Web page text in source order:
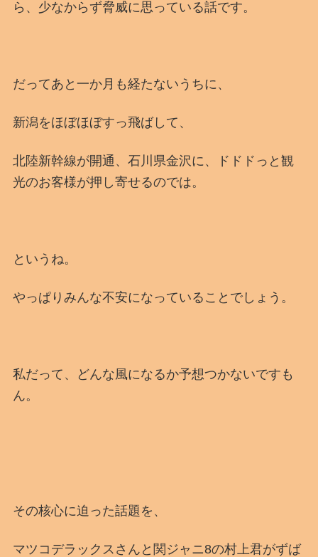
ら、少なからず脅威に思っている話です。
だってあと一か月も経たないうちに、
新潟をほぼほぼすっ飛ばして、
北陸新幹線が開通、石川県金沢に、ドドドっと観
光のお客様が押し寄せるのでは。
というね。
やっぱりみんな不安になっていることでしょう。
私だって、どんな風になるか予想つかないですも
ん。
その核心に迫った話題を、
マツコデラックスさんと関ジャニ8の村上君がずば